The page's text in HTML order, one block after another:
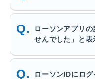
ローソンアプリ
せんでした」と表
ローソンIDにロ